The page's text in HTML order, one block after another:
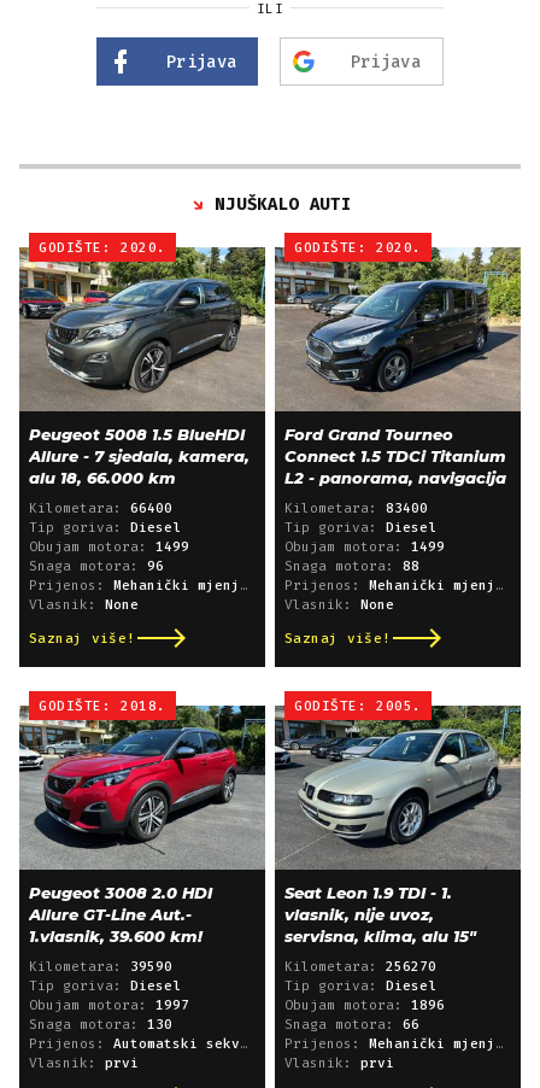
ILI
Prijava Prijava
NJUŠKALO AUTI
GODIŠTE: 2020.
Peugeot 5008 1.5 BlueHDI
Allure - 7 sjedala, kamera,
alu 18, 66.000 km
Kilometara: 66400
Tip goriva:
Diesel
Obujam motora: 1499
Snaga motora: 96
Prijenos:
Mehanički mjenjač
Vlasnik:
None
Saznaj više!
GODIŠTE: 2020.
Ford Grand Tourneo
Connect 1.5 TDCi Titanium
L2 - panorama, navigacija
Kilometara: 83400
Tip goriva:
Diesel
Obujam motora: 1499
Snaga motora: 88
Prijenos:
Mehanički mjenjač
Vlasnik:
None
Saznaj više!
GODIŠTE: 2018.
Peugeot 3008 2.0 HDI
Allure GT-Line Aut.-
1.vlasnik, 39.600 km!
Kilometara: 39590
Tip goriva:
Diesel
Obujam motora: 1997
Snaga motora: 130
Prijenos: Automatski sekvencijski
Vlasnik: prvi
GODIŠTE: 2005.
Seat Leon 1.9 TDI - 1.
vlasnik, nije uvoz,
servisna, klima, alu 15"
Kilometara: 256270
Tip goriva:
Diesel
Obujam motora: 1896
Snaga motora: 66
Prijenos:
Mehanički mjenjač
Vlasnik: prvi